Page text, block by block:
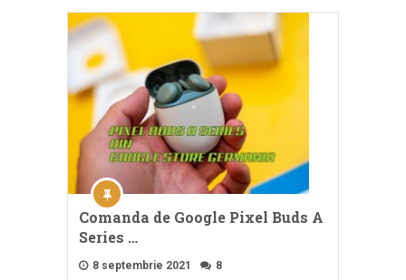
Comanda de Google Pixel Buds A
Series …
8 septembrie 2021 8